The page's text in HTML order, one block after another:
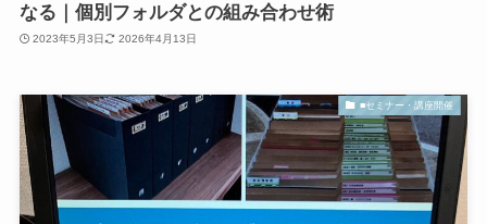
なる｜個別フォルダとの組み合わせ術
2023年5月3日 2026年4月13日
■セミナー・講座開催